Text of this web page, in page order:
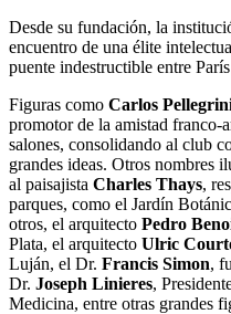
Desde su fundación, la
encuentro de una élite
puente indestructible entre
Figuras como Carlos
promotor de la amistad franco-
salones, consolidando al club
grandes ideas. Otros nombres
al paisajista Charles Thays,
parques, como el Jardín
otros, el arquitecto Pedro
Plata, el arquitecto Ulric
Luján, el Dr. Francis Simon,
Dr. Joseph Linieres,
Medicina, entre otras grandes